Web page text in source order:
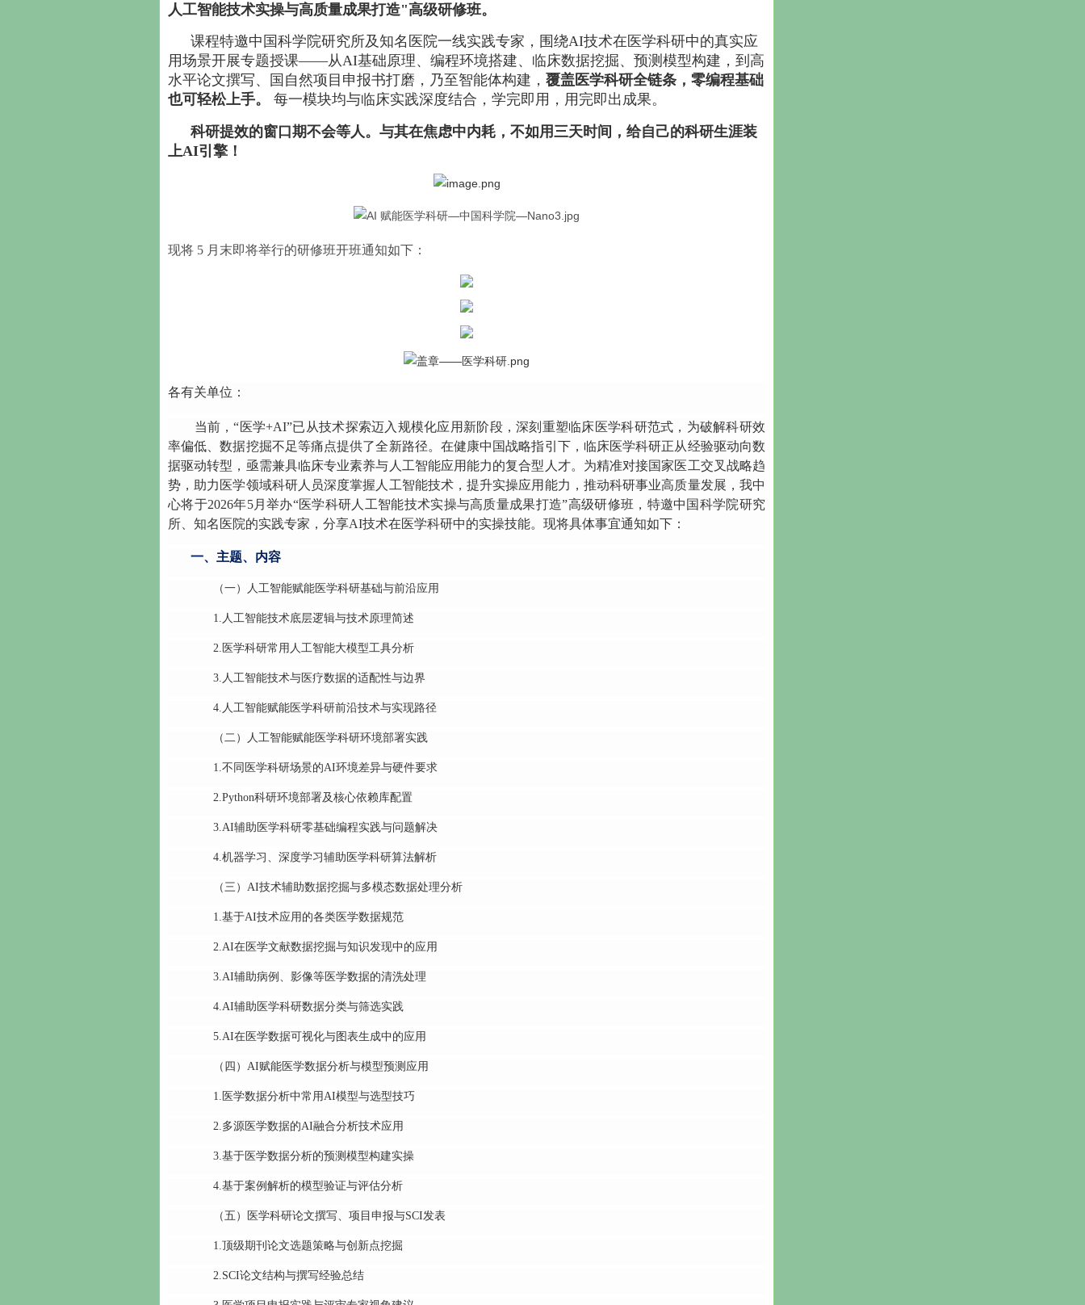
人工智能技术实操与高质量成果打造"高级研修班。
课程特邀中国科学院研究所及知名医院一线实践专家，围绕AI技术在医学科研中的真实应
用场景开展专题授课——从AI基础原理、编程环境搭建、临床数据挖掘、预测模型构建，到高
水平论文撰写、国自然项目申报书打磨，乃至智能体构建， 覆盖医学科研全链条，零编程基础
也可轻松上手。
每一模块均与临床实践深度结合，学完即用，用完即出成果。
科研提效的窗口期不会等人。与其在焦虑中内耗，不如用三天时间，给自己的科研生涯装
上AI引擎！
现将 5 月末即将举行的研修班开班通知如下：
各有关单位：
当前，“医学+AI”已从技术探索迈入规模化应用新阶段，深刻重塑临床医学科研范式，为破解科研效
率偏低、数据挖掘不足等痛点提供了全新路径。在健康中国战略指引下，临床医学科研正从经验驱动向数
据驱动转型，亟需兼具临床专业素养与人工智能应用能力的复合型人才。为精准对接国家医工交叉战略趋
势，助力医学领域科研人员深度掌握人工智能技术，提升实操应用能力，推动科研事业高质量发展，我中
心将于2026年5月举办“医学科研人工智能技术实操与高质量成果打造”高级研修班，特邀中国科学院研究
所、知名医院的实践专家，分享AI技术在医学科研中的实操技能。现将具体事宜通知如下：
一、主题、内容
（一）人工智能赋能医学科研基础与前沿应用
1.人工智能技术底层逻辑与技术原理简述
2.医学科研常用人工智能大模型工具分析
3.人工智能技术与医疗数据的适配性与边界
4.人工智能赋能医学科研前沿技术与实现路径
（二）人工智能赋能医学科研环境部署实践
1.不同医学科研场景的AI环境差异与硬件要求
2.Python科研环境部署及核心依赖库配置
3.AI辅助医学科研零基础编程实践与问题解决
4.机器学习、深度学习辅助医学科研算法解析
（三）AI技术辅助数据挖掘与多模态数据处理分析
1.基于AI技术应用的各类医学数据规范
2.AI在医学文献数据挖掘与知识发现中的应用
3.AI辅助病例、影像等医学数据的清洗处理
4.AI辅助医学科研数据分类与筛选实践
5.AI在医学数据可视化与图表生成中的应用
（四）AI赋能医学数据分析与模型预测应用
1.医学数据分析中常用AI模型与选型技巧
2.多源医学数据的AI融合分析技术应用
3.基于医学数据分析的预测模型构建实操
4.基于案例解析的模型验证与评估分析
（五）医学科研论文撰写、项目申报与SCI发表
1.顶级期刊论文选题策略与创新点挖掘
2.SCI论文结构与撰写经验总结